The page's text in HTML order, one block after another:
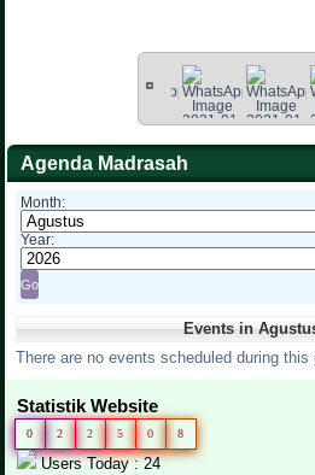
Agenda Madrasah
Month:
Year:
Events in
There are no events scheduled during this
Statistik Website
0 2 2 5 0 8
Users Today : 24